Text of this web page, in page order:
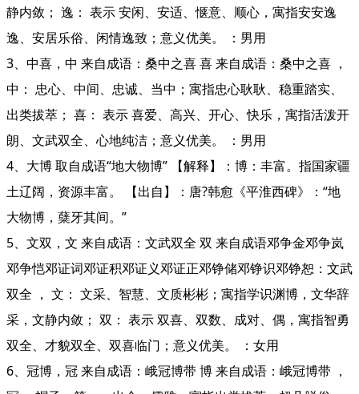
静内敛； 逸： 表示 安闲、安适、惬意、顺心，寓指安安逸
逸、安居乐俗、闲情逸致；意义优美。 ：男用
3、中喜，中 来自成语：桑中之喜 喜 来自成语：桑中之喜 ，
中： 忠心、中间、忠诚、当中；寓指忠心耿耿、稳重踏实、
出类拔萃； 喜： 表示 喜爱、高兴、开心、快乐，寓指活泼开
朗、文武双全、心地纯洁；意义优美。 ：男用
4、大博 取自成语“地大物博” 【解释】：博：丰富。指国家疆
土辽阔，资源丰富。 【出自】：唐?韩愈《平淮西碑》：“地
大物博，蘖牙其间。”
5、文双，文 来自成语：文武双全 双 来自成语邓争金邓争岚
邓争恺邓证词邓证积邓证义邓证正邓铮储邓铮识邓铮恕：文武
双全 ， 文： 文采、智慧、文质彬彬；寓指学识渊博，文华辞
采，文静内敛； 双： 表示 双喜、双数、成对、偶，寓指智勇
双全、才貌双全、双喜临门；意义优美。 ：女用
6、冠博，冠 来自成语：峨冠博带 博 来自成语：峨冠博带 ，